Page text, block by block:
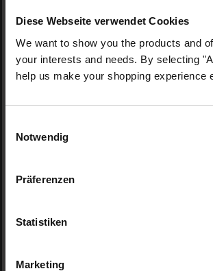
Diese Webseite verwendet Cookies
We want to show you the products and
your interests and needs. By selecting
help us make your shopping experience
Notwendig
Präferenzen
Statistiken
Marketing
33 ml(172,58 € / 100 ml)
Regulärer Preis:
56,95 €
44 ml